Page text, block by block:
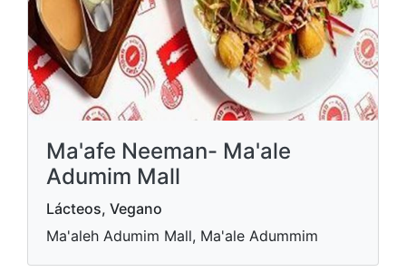
Ma'afe Neeman- Ma'ale
Adumim Mall
Lácteos, Vegano
Ma'aleh Adumim Mall, Ma'ale Adummim